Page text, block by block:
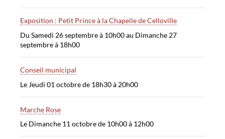
Exposition : Petit Prince à la Chapelle de Celloville
Du Samedi 26 septembre à 10h00 au Dimanche 27
septembre à 18h00
Conseil municipal
Le Jeudi 01 octobre de 18h30 à 20h00
Marche Rose
Le Dimanche 11 octobre de 10h00 à 12h00